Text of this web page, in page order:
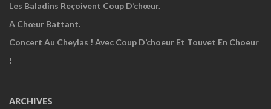
Les Baladins Reçoivent Coup D’chœur.
A Chœur Battant.
Concert Au Cheylas ! Avec Coup D’choeur Et Touvet En Choeur
!
ARCHIVES